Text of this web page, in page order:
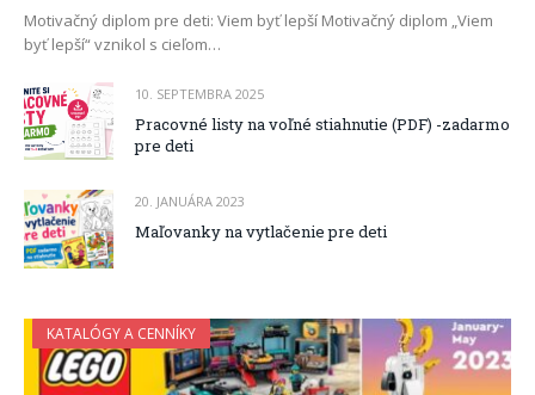
Motivačný diplom pre deti: Viem byť lepší Motivačný diplom „Viem
byť lepší“ vznikol s cieľom…
10. SEPTEMBRA 2025
Pracovné listy na voľné stiahnutie (PDF) -zadarmo
pre deti
20. JANUÁRA 2023
Maľovanky na vytlačenie pre deti
KATALÓGY A CENNÍKY